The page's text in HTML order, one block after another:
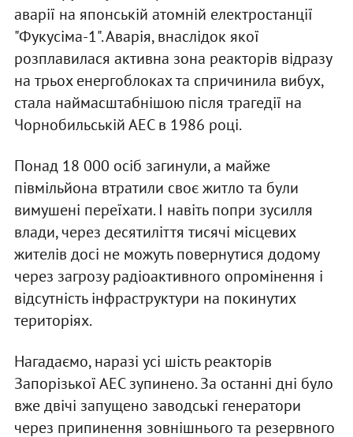
аварії на японській атомній електростанції
"Фукусіма-1". Аварія, внаслідок якої
розплавилася активна зона реакторів відразу
на трьох енергоблоках та спричинила вибух,
стала наймасштабнішою після трагедії на
Чорнобильській АЕС в 1986 році.
Понад 18 000 осіб загинули, а майже
півмільйона втратили своє житло та були
вимушені переїхати. І навіть попри зусилля
влади, через десятиліття тисячі місцевих
жителів досі не можуть повернутися додому
через загрозу радіоактивного опромінення і
відсутність інфраструктури на покинутих
територіях.
Нагадаємо, наразі усі шість реакторів
Запорізької АЕС зупинено. За останні дні було
вже двічі запущено заводські генератори
через припинення зовнішнього та резервного